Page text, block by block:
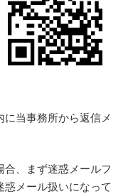
に当事務所から返信メ
合、まず迷惑メールフ
惑メール扱いになって